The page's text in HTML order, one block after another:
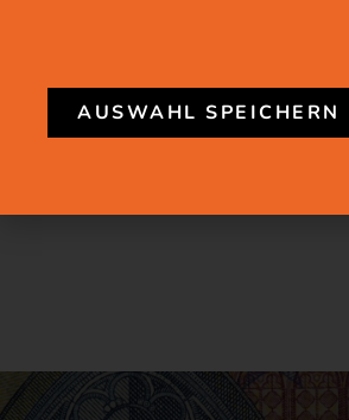
AUSWAHL SPEICHERN